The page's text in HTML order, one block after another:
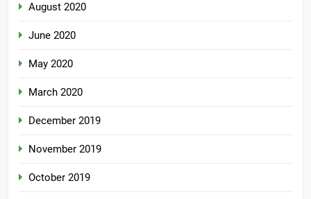
August 2020
June 2020
May 2020
March 2020
December 2019
November 2019
October 2019